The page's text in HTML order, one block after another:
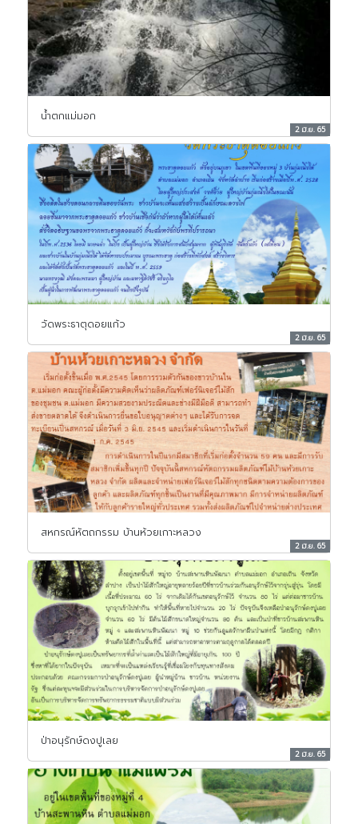
น้ำตกแม่มอก
2 มิ.ย. 65
วัดพระธาตุดอยแก้ว
2 มิ.ย. 65
สหกรณ์หัตถกรรม บ้านห้วยเกาะหลวง
2 มิ.ย. 65
ป่าอนุรักษ์ดงปูเลย
2 มิ.ย. 65